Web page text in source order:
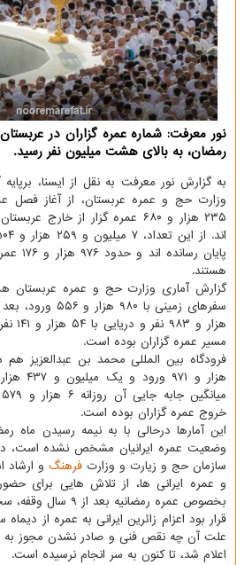
نور معرفت: شماره عمره گزاران در
رمضان، به بالای هشت میلیون نفر رسید.
به گزارش نور معرفت به نقل از ایسنا،
۲۳۵ هزار و ۶۸۰ عمره گزار از
پایان
هستند.
گزارش آماری وزارت حج و عمره عربستان
سفرهای زمینی با ۹۸۰ هزار و ۵۵۶ ورود، بعد از آن
هزار و
مسیر عمره گزاران بوده است.
خروج عمره گزاران بوده است.
این آمارها درحالی با به نیمه رسیدن ماه
وضعیت عمره ایرانیان مشخص نشده است،
سازمان حج و زیارت و وزارت فرهنگ و ارشاد
و عمره ایرانی ها، از تلاش هایی برای
بخصوص عمره رمضانیه بعد از ۹ سال وقفه، سخن گفته بودند.
علت آن چه نقص فنی و صادر نشدن مجوز به
اعلام شد، تا کنون به سر انجام نرسیده است.